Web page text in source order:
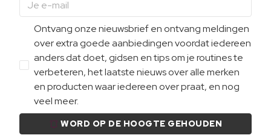
Ontvang onze nieuwsbrief en ontvang meldingen
over extra goede aanbiedingen voordat iedereen
anders dat doet, gidsen en tips om je routines te
verbeteren, het laatste nieuws over alle merken
en producten waar iedereen over praat, en nog
veel meer.
WORD OP DE HOOGTE GEHOUDEN